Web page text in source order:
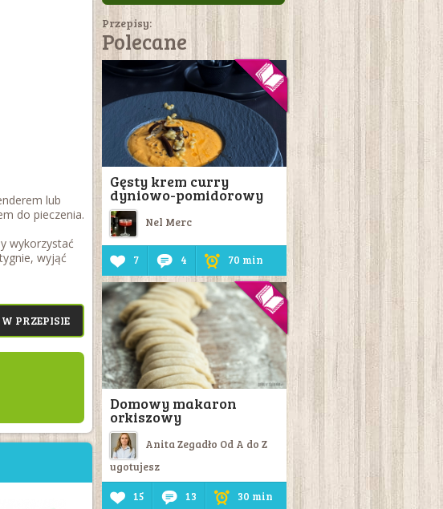
lub
do pieczenia.
wykorzystać
wyjąć
PRZEPISIE
Przepisy:
Polecane
Gęsty krem curry
dyniowo-pomidorowy
Nel Merc
7 4 70 min
Domowy makaron
orkiszowy
Anita Zegadło Od A do Z
ugotujesz
15 13 30 min